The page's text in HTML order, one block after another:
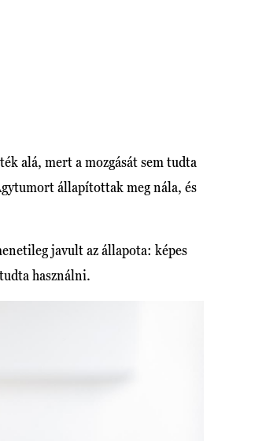
alá, mert a mozgását sem tudta
állapítottak meg nála, és
javult az állapota: képes
használni.